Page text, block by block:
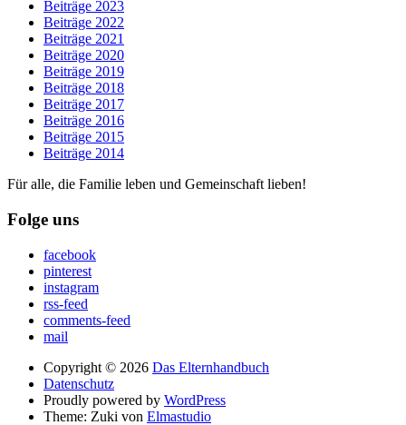
Beiträge 2023
Beiträge 2022
Beiträge 2021
Beiträge 2020
Beiträge 2019
Beiträge 2018
Beiträge 2017
Beiträge 2016
Beiträge 2015
Beiträge 2014
Für alle, die Familie leben und Gemeinschaft lieben!
Folge uns
facebook
pinterest
instagram
rss-feed
comments-feed
mail
Copyright © 2026 Das Elternhandbuch
Datenschutz
Proudly powered by WordPress
Theme: Zuki von Elmastudio